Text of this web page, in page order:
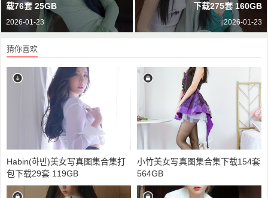
载76套 25GB
2026-01-23
下载275套 160GB
2026-01-23
猜你喜欢
Habin(하빈)美女写真图集合集打
包下载29套 119GB
小竹美女写真图集合集下载154套
564GB